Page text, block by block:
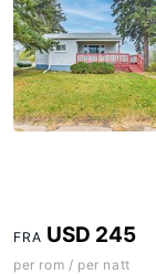
FRA USD 245
per rom / per natt